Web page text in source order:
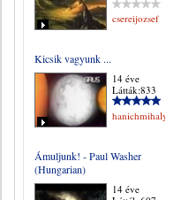
csereijozsef
Kicsik vagyunk ...
14 éve
Látták:833
Ámuljunk! - Paul Washer
(Hungarian)
14 éve